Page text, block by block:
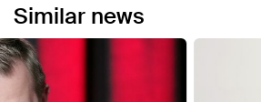
Similar news